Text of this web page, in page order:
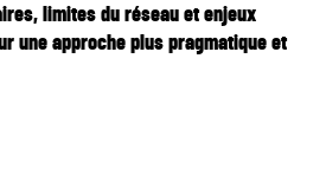
limites du réseau et enjeux
une approche plus pragmatique et